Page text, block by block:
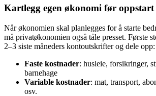
Kartlegg egen økonomi før oppstart
Når økonomien skal planlegges for å starte
må privatøkonomien også tåle presset. Første
2–3 siste måneders kontoutskrifter og dele opp:
Faste kostnader: husleie, forsikringer,
barnehage
Variable kostnader: mat, transport,
osv.